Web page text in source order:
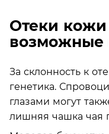
Отеки
возможные
За склонность к
генетика.
глазами могут
лишняя чашка чая